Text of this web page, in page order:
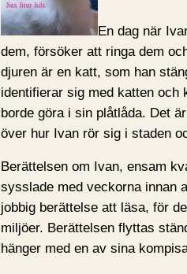
En dag när
dem, försöker att ringa dem
djuren är en katt, som han
identifierar sig med katten och
borde göra i sin plåtlåda. Det
över hur Ivan rör sig i staden
Berättelsen om Ivan, ensam
sysslade med veckorna innan
jobbig berättelse att läsa, för
miljöer. Berättelsen flyttas
hänger med en av sina